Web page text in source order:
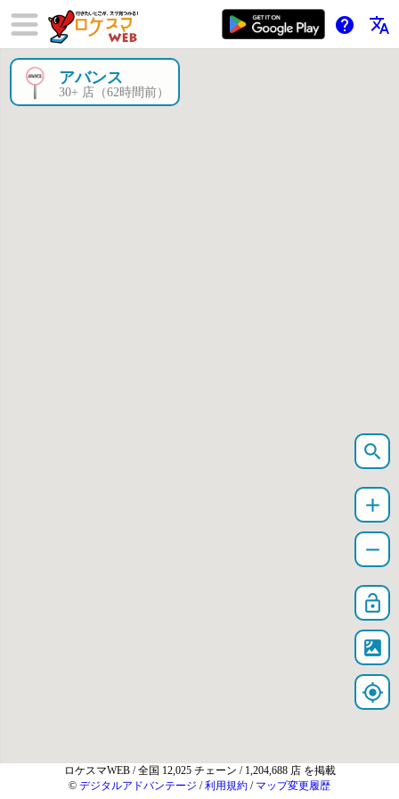
help translate
アバンス
30+ 店（62時間前）
search
add
remove
lock_open
satellite
my_location
ロケスマWEB / 全国 12,025 チェーン / 1,204,688 店 を掲載
© デジタルアドバンテージ /利用規約 / マップ変更履歴